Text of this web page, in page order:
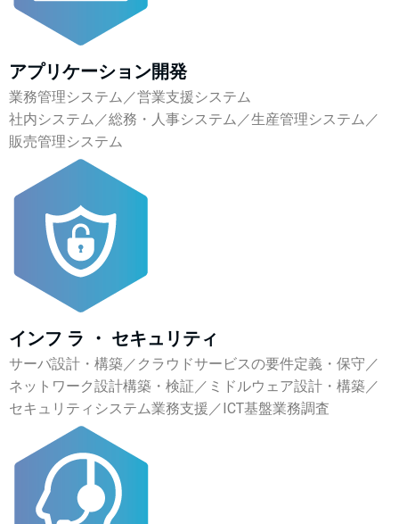
アプリケーション開発
業務管理システム／営業支援システム
社内システム／総務・人事システム／生産管理システム／
販売管理システム
インフ ラ ・ セキュリティ
サーバ設計・構築／クラウドサービスの要件定義・保守／
ネットワーク設計構築・検証／ミドルウェア設計・構築／
セキュリティシステム業務支援／ICT基盤業務調査